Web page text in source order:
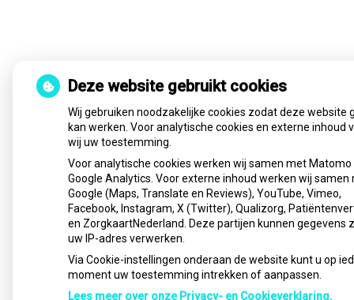
Deze website gebruikt cookies
Wij gebruiken noodzakelijke cookies zodat deze website
kan werken. Voor analytische cookies en externe inhoud
wij uw toestemming.
Voor analytische cookies werken wij samen met Matomo
Google Analytics. Voor externe inhoud werken wij samen
Google (Maps, Translate en Reviews), YouTube, Vimeo,
Facebook, Instagram, X (Twitter), Qualizorg,
en ZorgkaartNederland. Deze partijen kunnen gegevens
uw IP-adres verwerken.
Via Cookie-instellingen onderaan de website kunt u op
moment uw toestemming intrekken of aanpassen.
Lees meer over onze Privacy- en Cookieverklaring.